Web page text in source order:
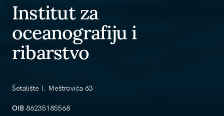
Institut za
oceanografiju i
ribarstvo
Šetalište I. Meštrovića 63
OIB 86235185568